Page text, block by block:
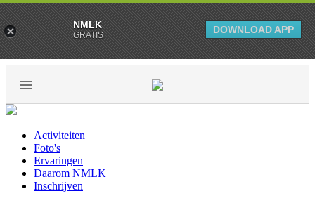
Activiteiten
Foto's
Ervaringen
Daarom NMLK
Inschrijven
NMLK
GRATIS DOWNLOAD APP